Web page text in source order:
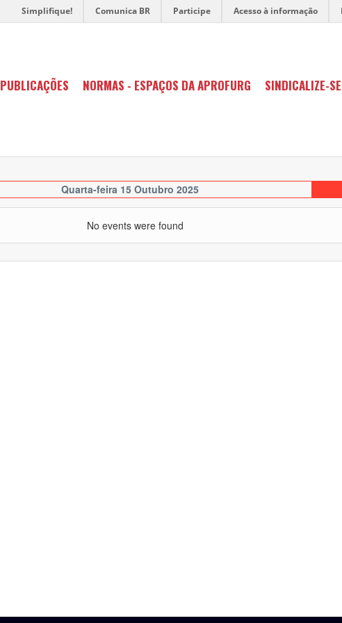
Simplifique! Comunica BR Participe Acesso à informação
PUBLICAÇÕES NORMAS - ESPAÇOS DA APROFURG SINDICALIZE-SE
Quarta-feira 15 Outubro 2025
No events were found